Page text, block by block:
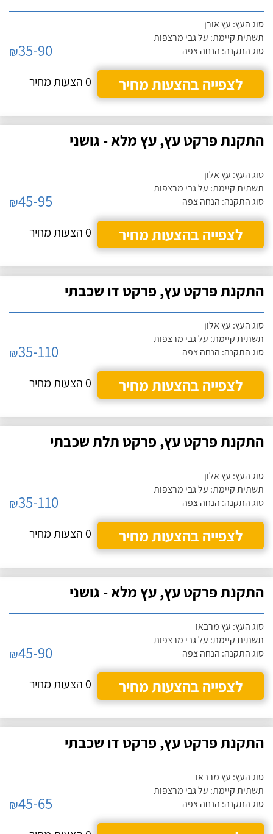
סוג העץ: עץ אורן
תשתית קיימת: על גבי מרצפות
סוג התקנה: הנחה צפה
₪35-90
לצפייה בהצעות מחיר
0 הצעות מחיר
התקנת פרקט עץ, עץ מלא - גושני
סוג העץ: עץ אלון
תשתית קיימת: על גבי מרצפות
סוג התקנה: הנחה צפה
₪45-95
לצפייה בהצעות מחיר
0 הצעות מחיר
התקנת פרקט עץ, פרקט דו שכבתי
סוג העץ: עץ אלון
תשתית קיימת: על גבי מרצפות
סוג התקנה: הנחה צפה
₪35-110
לצפייה בהצעות מחיר
0 הצעות מחיר
התקנת פרקט עץ, פרקט תלת שכבתי
סוג העץ: עץ אלון
תשתית קיימת: על גבי מרצפות
סוג התקנה: הנחה צפה
₪35-110
לצפייה בהצעות מחיר
0 הצעות מחיר
התקנת פרקט עץ, עץ מלא - גושני
סוג העץ: עץ מרבאו
תשתית קיימת: על גבי מרצפות
סוג התקנה: הנחה צפה
₪45-90
לצפייה בהצעות מחיר
0 הצעות מחיר
התקנת פרקט עץ, פרקט דו שכבתי
סוג העץ: עץ מרבאו
תשתית קיימת: על גבי מרצפות
סוג התקנה: הנחה צפה
₪45-65